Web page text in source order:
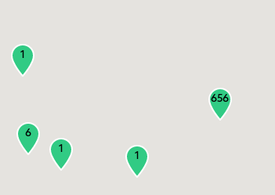
656
6
1 1
1